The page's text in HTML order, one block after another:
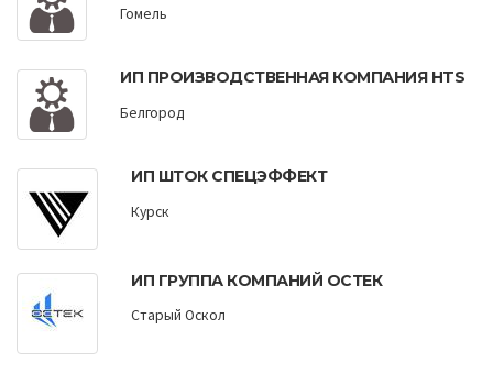
Гомель
ИП ПРОИЗВОДСТВЕННАЯ КОМПАНИЯ HTS
Белгород
ИП ШТОК СПЕЦЭФФЕКТ
Курск
ИП ГРУППА КОМПАНИЙ ОСТЕК
Старый Оскол